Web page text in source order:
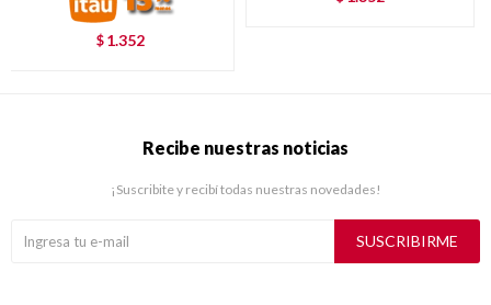
$ 1.352
Recibe nuestras noticias
¡Suscribite y recibí todas nuestras novedades!
SUSCRIBIRME